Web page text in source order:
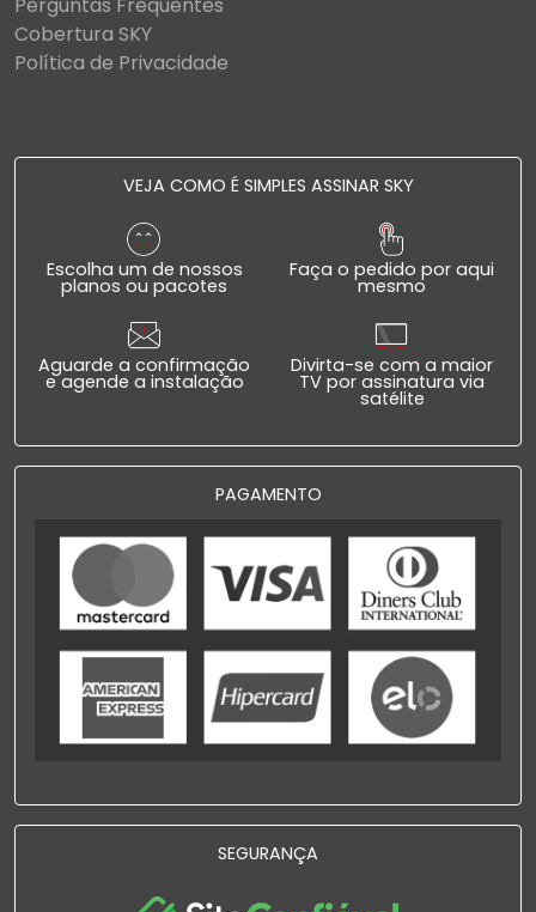
Cobertura SKY
Política de Privacidade
VEJA COMO É SIMPLES ASSINAR SKY
Escolha um de nossos
planos ou pacotes
Faça o pedido por aqui
mesmo
Aguarde a confirmação
e agende a instalação
Divirta-se com a maior
TV por assinatura via
satélite
PAGAMENTO
SEGURANÇA